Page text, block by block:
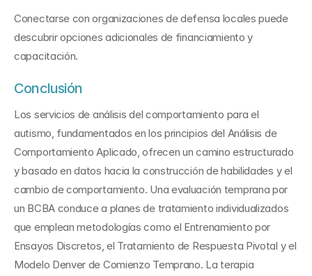
Conectarse con organizaciones de defensa locales puede
descubrir opciones adicionales de financiamiento y
capacitación.
Conclusión
Los servicios de análisis del comportamiento para el
autismo, fundamentados en los principios del Análisis de
Comportamiento Aplicado, ofrecen un camino estructurado
y basado en datos hacia la construcción de habilidades y el
cambio de comportamiento. Una evaluación temprana por
un BCBA conduce a planes de tratamiento individualizados
que emplean metodologías como el Entrenamiento por
Ensayos Discretos, el Tratamiento de Respuesta Pivotal y el
Modelo Denver de Comienzo Temprano. La terapia